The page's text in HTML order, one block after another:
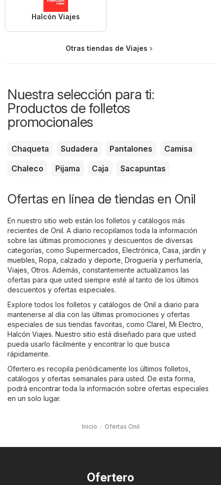
Halcón Viajes
Otras tiendas de Viajes
Nuestra selección para ti:
Productos de folletos
promocionales
Chaqueta Sudadera Pantalones
Camisa
Chaleco
Pijama Caja Sacapuntas
Ofertas en línea de tiendas en Onil
En nuestro sitio web están los folletos y catálogos más
recientes de Onil. A diario recopilamos toda la información
sobre las últimas promociones y descuentos de diversas
categorías, como Supermercados Electrónica Casa, jardín y
muebles Ropa, calzado y deporte Droguería y perfumería
Viajes Otros. Además, constantemente actualizamos las
ofertas para que usted siempre esté al tanto de los últimos
descuentos y ofertas especiales.
Explore todos los folletos y catálogos de Onil a diario para
mantenerse al día con las últimas promociones y ofertas
especiales de sus tiendas favoritas, como Clarel Mi Electro
Halcón Viajes. Nuestro sitio está diseñado para que usted
pueda usarlo fácilmente y encontrar lo que busca
rápidamente.
Ofertero.es recopila periódicamente los últimos folletos,
catálogos y ofertas semanales para usted. De esta forma,
podrá encontrar toda la información sobre ofertas especiales
en un solo lugar.
Inicio Ofertas Onil
Ofertero